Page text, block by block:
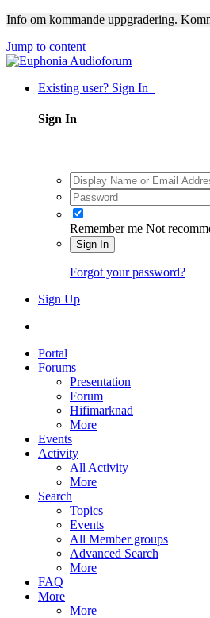
Info om kommande uppgradering.
Jump to content
Existing user? Sign In
Sign In
Remember me Not
Sign In
Forgot your password?
Sign Up
Portal
Forums
Presentation
Forum
Hifimarknad
More
Events
Activity
All Activity
More
Search
Topics
Events
All Member groups
Advanced Search
More
FAQ
More
More